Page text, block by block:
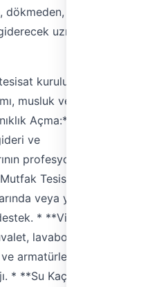
dökmeden, en
uzman
kurulumu,
musluk ve
Açma:**
ve
profesyonel
Tesisatı:**
veya yeni
* **Vitrifiye
lavabo,
armatürlerin
* **Su Kaçağı